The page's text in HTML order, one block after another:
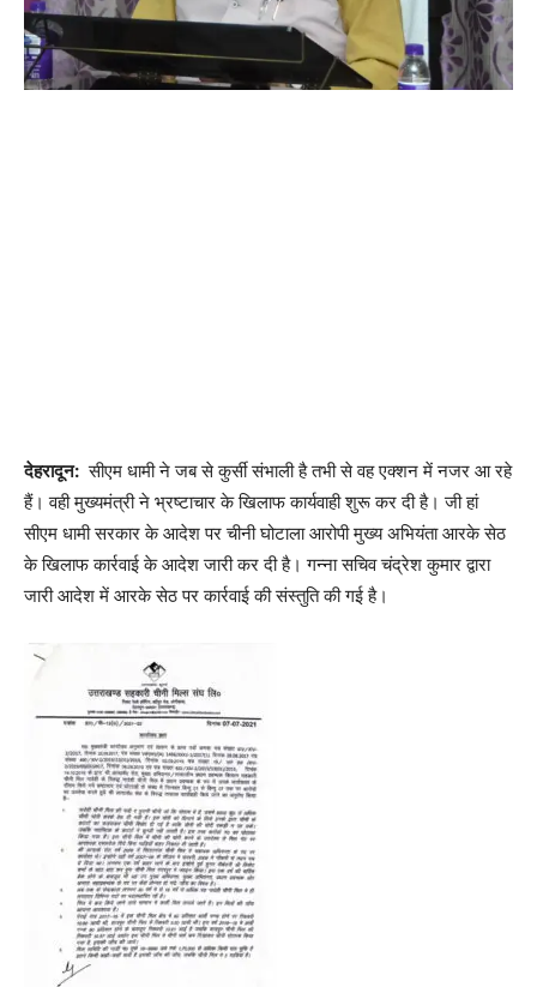
देहरादून: सीएम धामी ने जब से कुर्सी संभाली है तभी से वह एक्शन में नजर आ रहे
हैं। वही मुख्यमंत्री ने भ्रष्टाचार के खिलाफ कार्यवाही शुरू कर दी है। जी हां
सीएम धामी सरकार के आदेश पर चीनी घोटाला आरोपी मुख्य अभियंता आरके सेठ
के खिलाफ कार्रवाई के आदेश जारी कर दी है। गन्ना सचिव चंद्रेश कुमार द्वारा
जारी आदेश में आरके सेठ पर कार्रवाई की संस्तुति की गई है।